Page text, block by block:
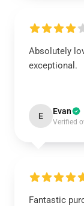
Absolutely
exceptional.
E Evan
Verified
Fantastic